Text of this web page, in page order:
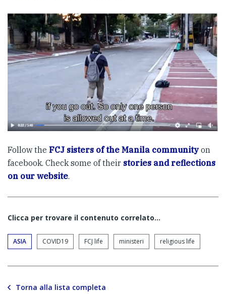
Follow the FCJ sisters of the Manila communityon
facebook. Check some of their stories and reflections
on our website.
Clicca per trovare il contenuto correlato...
ASIA COVID19 FCJ life ministeri religious life
Torna alla lista completa